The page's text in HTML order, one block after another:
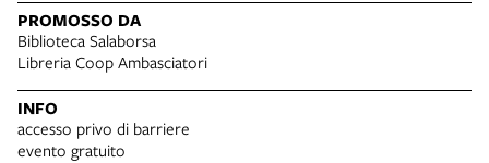
PROMOSSO DA
Biblioteca Salaborsa
Libreria Coop Ambasciatori
INFO
accesso privo di barriere
evento gratuito